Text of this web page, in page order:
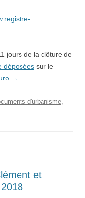
jours de la clôture de
déposées sur le
→
d'urbanisme,
et